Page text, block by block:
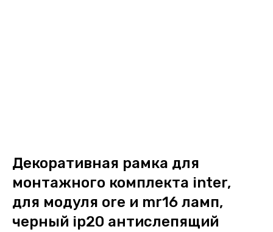
Декоративная рамка для
монтажного комплекта inter,
для модуля ore и mr16 ламп,
черный ip20 антислепящий